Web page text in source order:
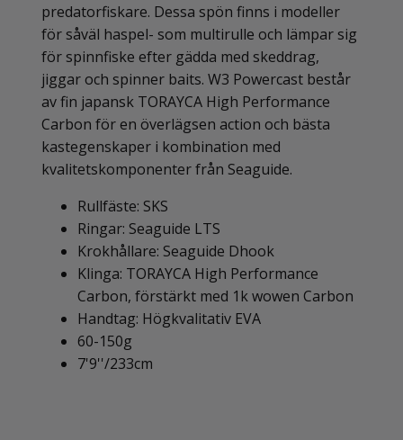
predatorfiskare. Dessa spön finns i modeller
för såväl haspel- som multirulle och lämpar sig
för spinnfiske efter gädda med skeddrag,
jiggar och spinner baits. W3 Powercast består
av fin japansk TORAYCA High Performance
Carbon för en överlägsen action och bästa
kastegenskaper i kombination med
kvalitetskomponenter från Seaguide.
Rullfäste: SKS
Ringar: Seaguide LTS
Krokhållare: Seaguide Dhook
Klinga: TORAYCA High Performance
Carbon, förstärkt med 1k wowen Carbon
Handtag: Högkvalitativ EVA
60-150g
7'9''/233cm